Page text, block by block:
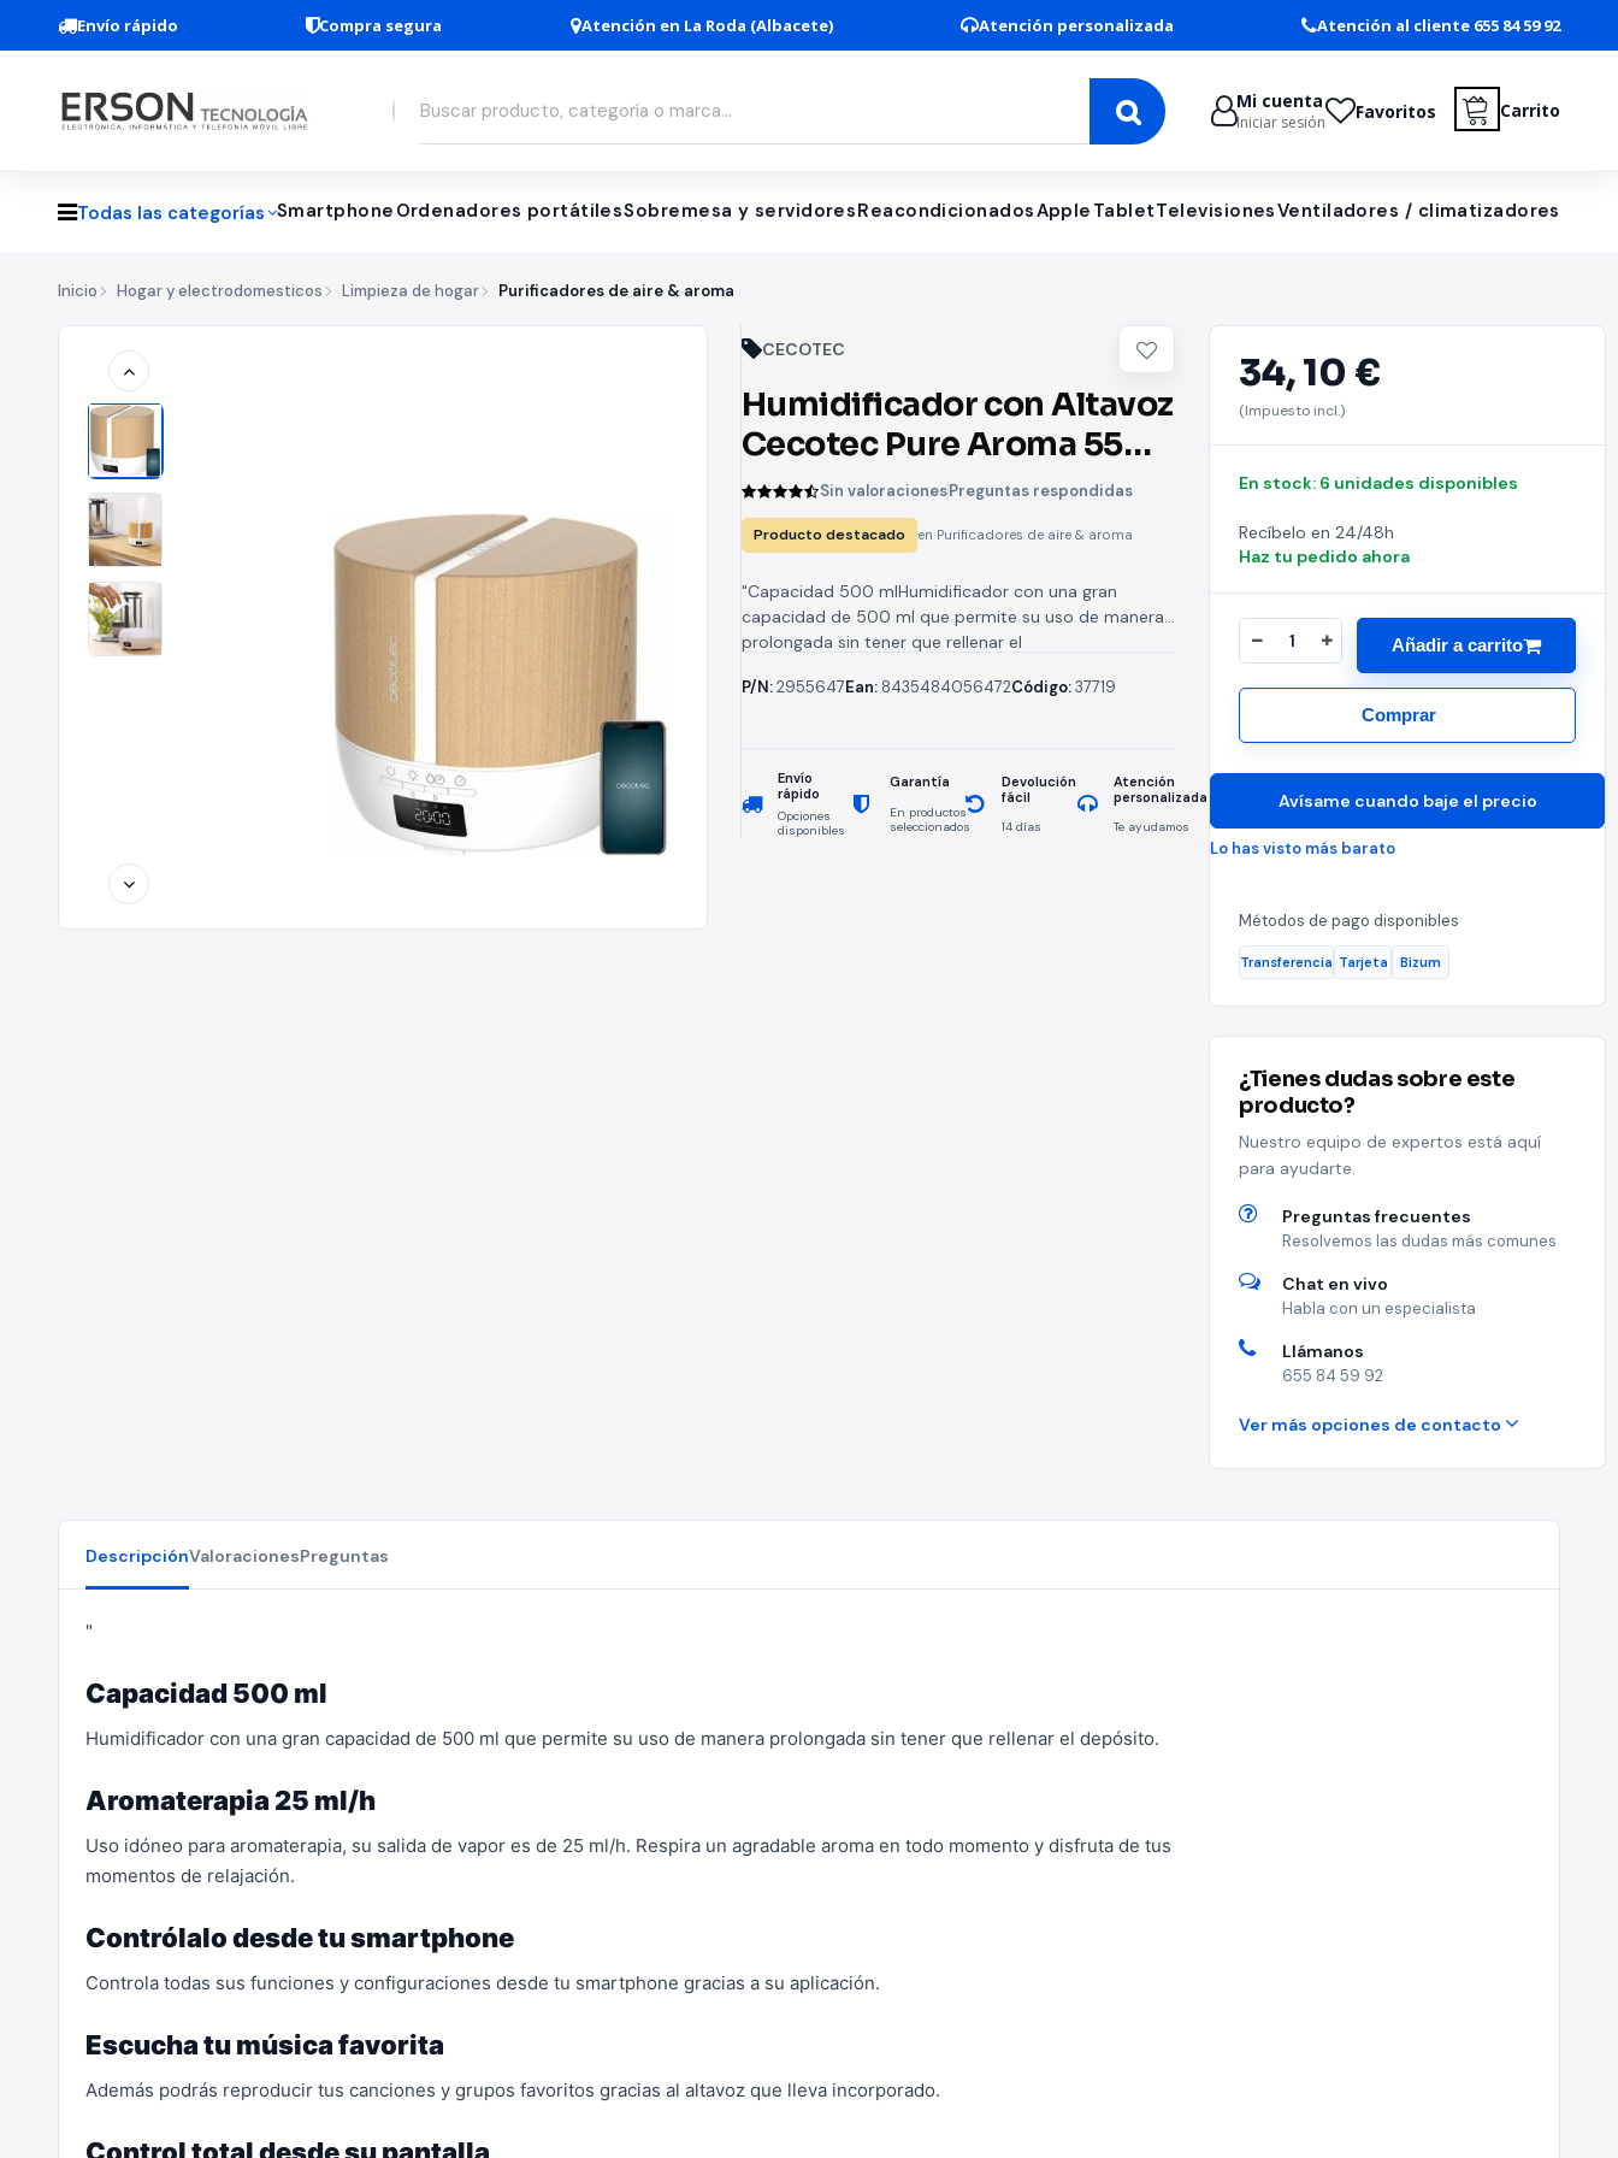
Envío rápido Compra segura Atención en La Roda (Albacete) Atención personalizada Atención al cliente 655 84 59 92
Mi cuenta
Iniciar sesión Favoritos Carrito
Todas las categorías Smartphone Ordenadores portátilesSobremesa y servidoresReacondicionadosApple TabletTelevisionesVentiladores / climatizadores
Inicio Hogar y electrodomesticos Limpieza de hogar Purificadores de aire & aroma
CECOTEC
Humidificador con Altavoz
Cecotec Pure Aroma 550
Connected White Woody/
Capacidad 500ml
Sin valoracionesPreguntas respondidas
Producto destacado en Purificadores de aire & aroma
"Capacidad 500 mlHumidificador con una gran
capacidad de 500 ml que permite su uso de manera
prolongada sin tener que rellenar el
aromaterapia,...
P/N:2955647Ean: 8435484056472Código:37719
Envío
rápido
Opciones
disponibles
Garantía
En productos
seleccionados
Devolución
fácil
14 días
Atención
personalizada
Te ayudamos
34,10 €
(Impuesto incl.)
En stock: 6 unidades disponibles
Recíbelo en 24/48h
Haz tu pedido ahora
Añadir a carrito
Comprar
Avísame cuando baje el precio
Lo has visto más barato
Métodos de pago disponibles
Transferencia Tarjeta Bizum
¿Tienes dudas sobre este
producto?
Nuestro equipo de expertos está aquí
para ayudarte.
Preguntas frecuentes
Resolvemos las dudas más comunes
Chat en vivo
Habla con un especialista
Llámanos
655 84 59 92
Ver más opciones de contacto
DescripciónValoracionesPreguntas
"
Capacidad 500 ml
Humidificador con una gran capacidad de 500 ml que permite su uso de manera prolongada sin tener que rellenar el depósito.
Aromaterapia 25 ml/h
Uso idóneo para aromaterapia, su salida de vapor es de 25 ml/h. Respira un agradable aroma en todo momento y disfruta de tus
momentos de relajación.
Contrólalo desde tu smartphone
Controla todas sus funciones y configuraciones desde tu smartphone gracias a su aplicación.
Escucha tu música favorita
Además podrás reproducir tus canciones y grupos favoritos gracias al altavoz que lleva incorporado.